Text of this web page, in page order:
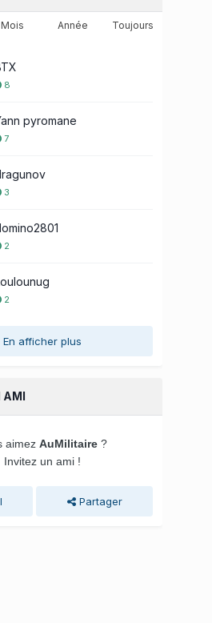
Mois Année Toujours
8
pyromane
7
3
2
2
En afficher plus
AMI
aimez AuMilitaire ?
Invitez un ami !
Partager